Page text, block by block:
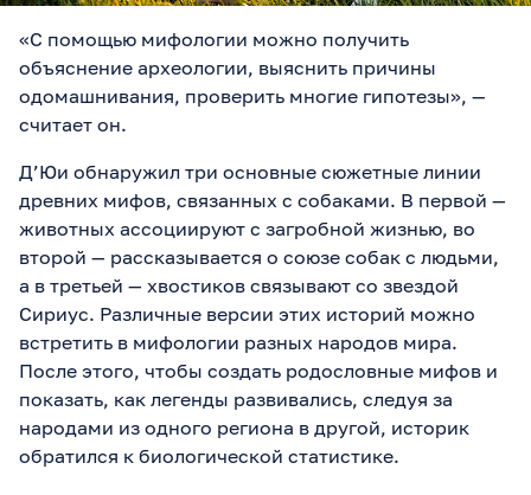
«С помощью мифологии можно получить
объяснение археологии, выяснить причины
одомашнивания, проверить многие гипотезы», —
считает он.
Д’Юи обнаружил три основные сюжетные линии
древних мифов, связанных с собаками. В первой —
животных ассоциируют с загробной жизнью, во
второй — рассказывается о союзе собак с людьми,
а в третьей — хвостиков связывают со звездой
Сириус. Различные версии этих историй можно
встретить в мифологии разных народов мира.
После этого, чтобы создать родословные мифов и
показать, как легенды развивались, следуя за
народами из одного региона в другой, историк
обратился к биологической статистике.